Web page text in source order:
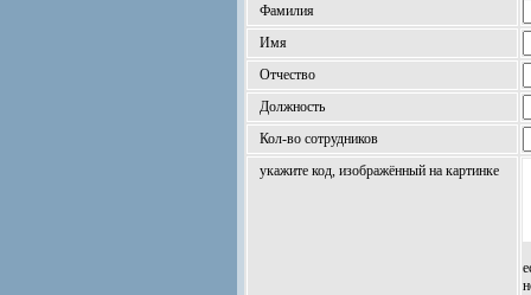
Фамилия
Имя
Отчество
Должность
Кол-во сотрудников
укажите код, изображённый на картинке